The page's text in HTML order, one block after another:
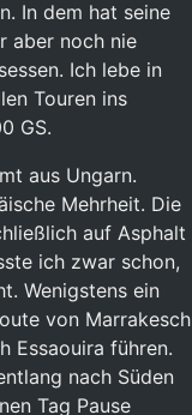
In dem hat seine
aber noch nie
Ich lebe in
Touren ins
GS.
aus Ungarn.
Mehrheit. Die
auf Asphalt
ich zwar schon,
Wenigstens ein
von Marrakesch
Essaouira führen.
nach Süden
Tag Pause